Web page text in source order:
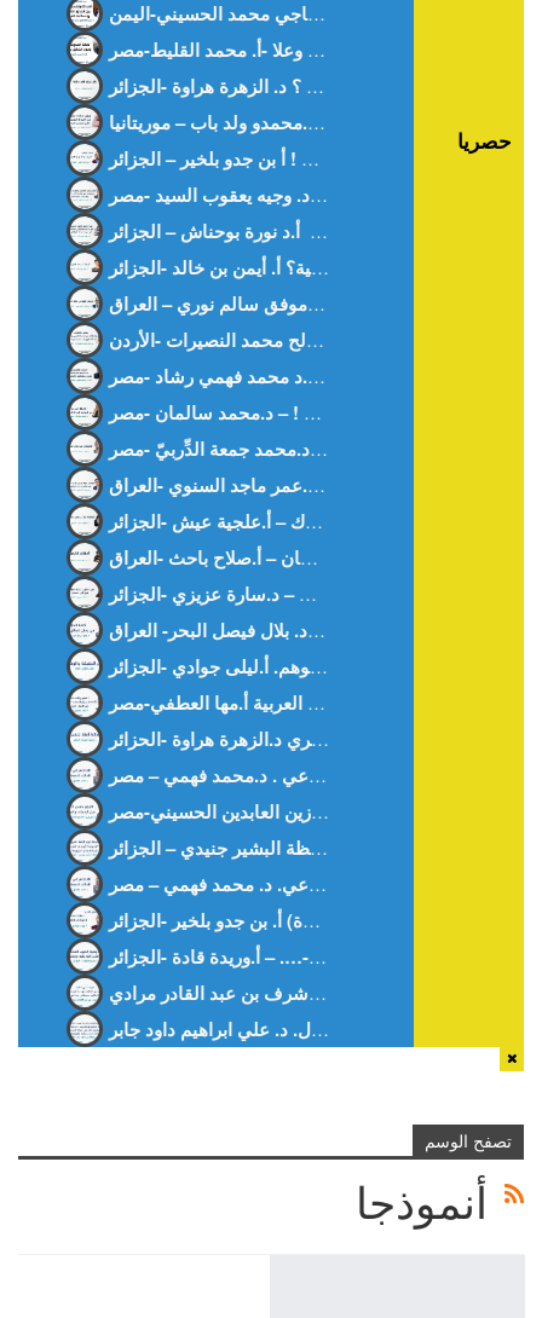
حصريا
قراءة في كتاب: “منهاج تدريس الفقه: دراسة تاريخية تربوية”.د. أشرف بن عبد القادر مرادي
تطوير تقنيات إعادة تدوير البلاستيك في صناعة التعبئة والتغليف: التحديات والحلول. د. علي ابراهيم داود جابر
تصفح الوسم
أنموذجا